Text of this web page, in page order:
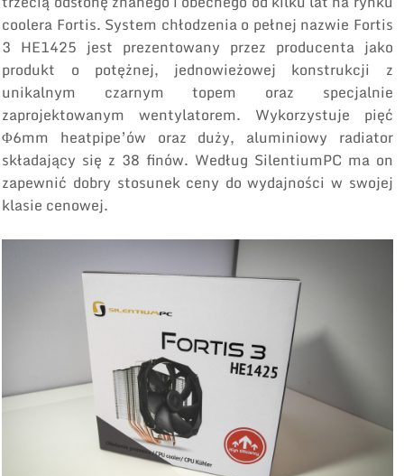
coolera Fortis. System chłodzenia o pełnej nazwie Fortis
3 HE1425 jest prezentowany przez producenta jako
produkt o potężnej, jednowieżowej konstrukcji z
unikalnym czarnym topem oraz specjalnie
zaprojektowanym wentylatorem. Wykorzystuje pięć
Φ6mm heatpipe’ów oraz duży, aluminiowy radiator
składający się z 38 finów. Według SilentiumPC ma on
zapewnić dobry stosunek ceny do wydajności w swojej
klasie cenowej.